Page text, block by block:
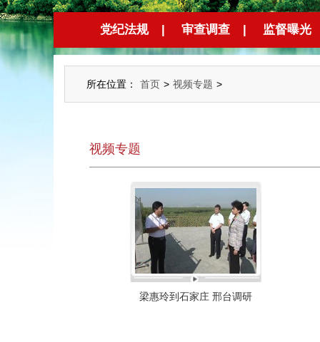
党纪法规 | 审查调查 | 监督曝光
所在位置： 首页 > 视频专题 >
视频专题
梁惠玲到石家庄 邢台调研